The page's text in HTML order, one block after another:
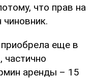
что прав на
чиновник.
еще в
частично
аренды – 15